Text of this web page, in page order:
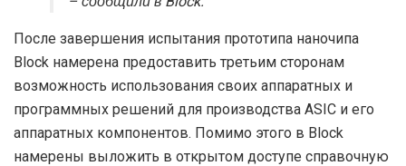
После завершения испытания прототипа наночипа
Block намерена предоставить третьим сторонам
возможность использования своих аппаратных и
программных решений для производства ASIC и его
аппаратных компонентов. Помимо этого в Block
намерены выложить в открытом доступе справочную